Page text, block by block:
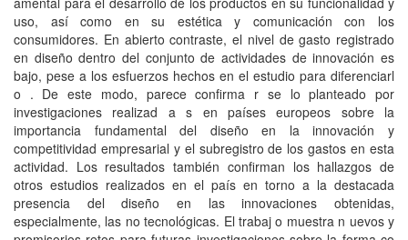
uso, así como en su estética y comunicación con los
consumidores. En abierto contraste, el nivel de gasto registrado
en diseño dentro del conjunto de actividades de innovación es
bajo, pese a los esfuerzos hechos en el estudio para diferenciarl
o . De este modo, parece confirma r se lo planteado por
investigaciones realizad a s en países europeos sobre la
importancia fundamental del diseño en la innovación y
competitividad empresarial y el subregistro de los gastos en esta
actividad. Los resultados también confirman los hallazgos de
otros estudios realizados en el país en torno a la destacada
presencia del diseño en las innovaciones obtenidas,
especialmente, las no tecnológicas. El trabaj o muestra n uevos y